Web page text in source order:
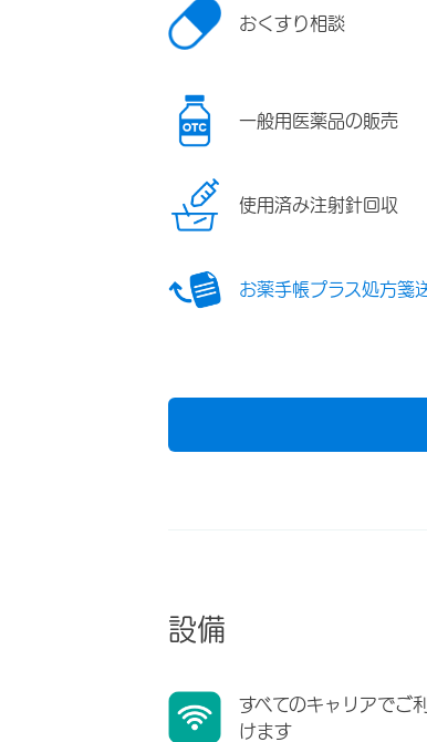
おくすり相談
一般用医薬品の販売
使用済み注射針回収
お薬手帳プラス処方箋
設備
すべてのキャリアでご
けます